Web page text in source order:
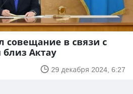
совещание в связи с
Актау
29 декабря 2024, 6:27